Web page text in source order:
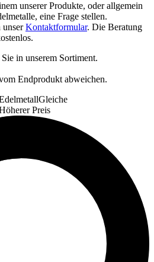
unserer Produkte, oder allgemein
eine Frage stellen.
unserKontaktformular. Die Beratung
in unserem Sortiment.
Endprodukt abweichen.
Gleiche
Preis